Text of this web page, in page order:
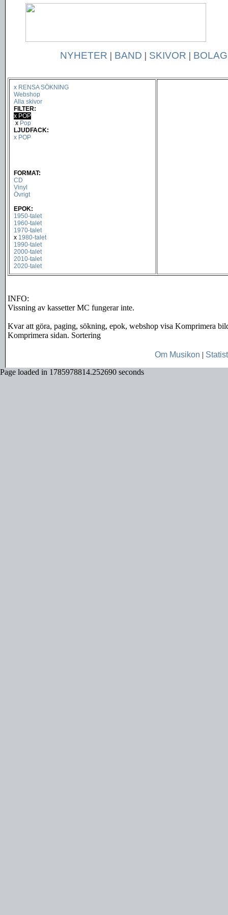
NYHETER | BAND | SKIVOR | BOLAG
x RENSA SÖKNING
Webshop
Alla skivor
FILTER:
x POP
x Pop
LJUDFACK:
x POP
FORMAT:
CD
Vinyl
Övrigt
EPOK:
1950-talet
1960-talet
1970-talet
x 1980-talet
1990-talet
2000-talet
2010-talet
2020-talet
INFO:
Vissning av kassetter MC fungerar inte.
Kvar att göra, paging, sökning, epok, webshop visa Komprimera
Komprimera sidan. Sortering
Om Musikon |
Page loaded in 1785978814.252690 seconds